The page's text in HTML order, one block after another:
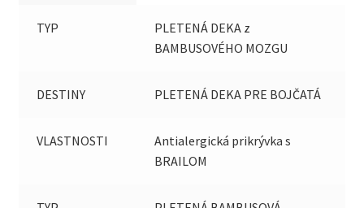
TYP
PLETENÁ DEKA z
BAMBUSOVÉHO MOZGU
DESTINY PLETENÁ DEKA PRE BOJČATÁ
VLASTNOSTI
Antialergická prikrývka s
BRAILOM